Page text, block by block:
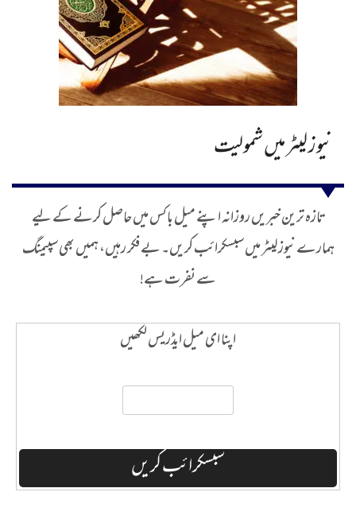
نیوز لیٹر میں شمولیت
تازہ ترین خبریں روزانہ اپنے میل باکس میں حاصل کرنے کے لیے
ہمارے نیوز لیٹر میں سبسکرائب کریں۔ بے فکر رہیں، ہمیں بھی سپیمنگ
سے نفرت ہے!
اپنا ای میل ایڈریس لکھیں